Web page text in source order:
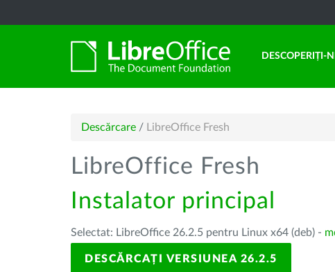
DESCOPERIȚI-
Descărcare / LibreOffice Fresh
LibreOffice Fresh
Instalator principal
Selectat: LibreOffice 26.2.5 pentru Linux x64 (deb) -
DESCĂRCAȚI VERSIUNEA 26.2.5